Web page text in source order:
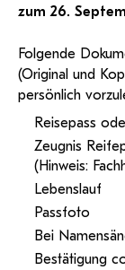
zum 26.
Folgende
(Original und
persönlich
Reisepass
Zeugnis
(Hinweis:
Lebenslauf
Passfoto
Bei
Bestätigung